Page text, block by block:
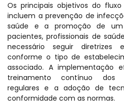
Os principais objetivos do
incluem a prevenção de
saúde e a promoção de um
pacientes, profissionais de
necessário seguir diretrizes
conforme o tipo de
associado. A implementação
treinamento contínuo dos
regulares e a adoção de
conformidade com as normas.